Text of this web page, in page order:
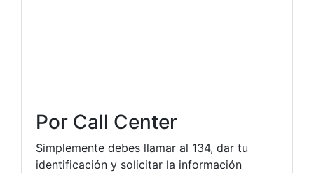
Por Call Center
Simplemente debes llamar al 134, dar tu
identificación y solicitar la información